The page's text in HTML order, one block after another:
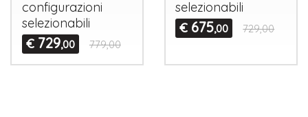
configurazioni
selezionabili
€ 729,00 779,00
selezionabili
€ 675,00 729,00